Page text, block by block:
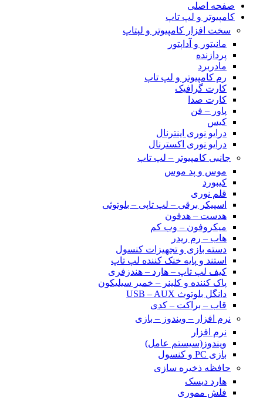
صفحه اصلی
کامپیوتر و‌‌‌‌‌ لپ تاپ
سخت افزار کامپیوتر و لپتاپ
مانیتور و آداپتور
پردازنده
مادربرد
رم کامپیوتر و لپ تاپ
کارت گرافیک
کارت صدا
پاور – فن
کیس
درایو نوری اینترنال
درایو نوری اکسترنال
جانبی کامپیوتر – لپ تاپ
موس و پد موس
کیبورد
قلم نوری
اسپیکر برقی – لپ تاپی – بلوتوثی
هدست – هدفون
میکروفون – وب کم
هاب – رم ریدر
دسته بازی و تجهیزات کنسول
استند و پایه خنک کننده لپ تاپ
کیف لپ تاپ – هارد – هندزفری
پاک کننده و کلینر – خمیر سیلیکون
دانگل بلوتوث USB – AUX
قاب – براکت – کدی
نرم افزار – ویندوز – بازی
نرم افزار
ویندوز(سیستم عامل)
بازی PC و کنسول
حافظه ذخیره سازی
هارد دیسک
فلش مموری